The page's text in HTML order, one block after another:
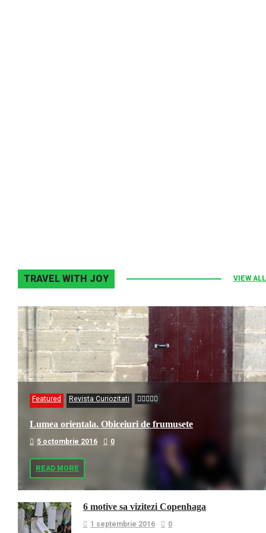
TRAVEL WITH JOY VIEW ALL
Featured Revista Curiozitati
Lumea orientala. Obiceiuri de frumusete
5 octombrie 2016 0
READ MORE
6 motive sa vizitezi Copenhaga
1 septembrie 2016 0